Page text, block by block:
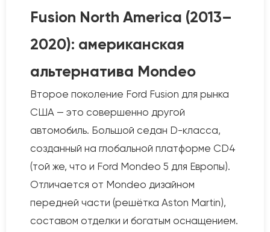
Fusion North America (2013–
2020): американская
альтернатива Mondeo
Второе поколение Ford Fusion для рынка
США — это совершенно другой
автомобиль. Большой седан D-класса,
созданный на глобальной платформе CD4
(той же, что и Ford Mondeo 5 для Европы).
Отличается от Mondeo дизайном
передней части (решётка Aston Martin),
составом отделки и богатым оснащением.